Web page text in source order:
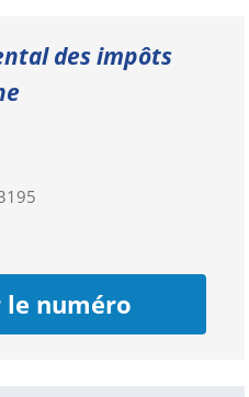
des impôts
numéro